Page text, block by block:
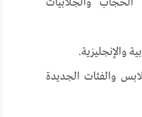
والجلابيات
والإنجليزية.
والفئات الجديدة